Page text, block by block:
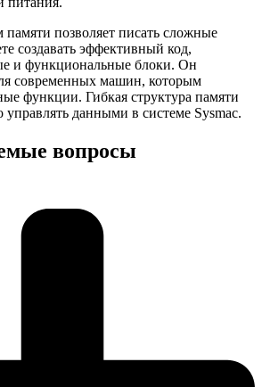
позволяет писать сложные
создавать эффективный код,
и функциональные блоки. Он
современных машин, которым
функции. Гибкая структура памяти
управлять данными в системе Sysmac.
вопросы